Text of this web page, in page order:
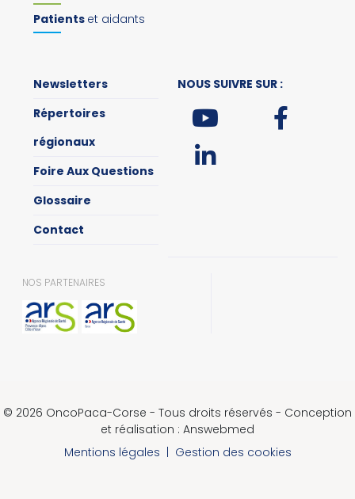
Patients et aidants
Newsletters
Répertoires
régionaux
Foire Aux Questions
Glossaire
Contact
NOUS SUIVRE SUR :
NOS PARTENAIRES
© 2026 OncoPaca-Corse - Tous droits réservés - Conception
et réalisation : Answebmed
Mentions légales | Gestion des cookies